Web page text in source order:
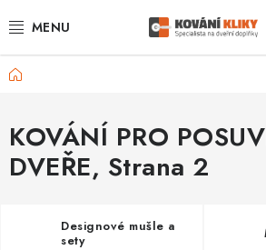
na
VÝPRODEJ - TOP AKCE
BLOG
UŽITEČNÉ RADY
VRÁCENÍ ZBOŽÍ
Domů
KOVÁNÍ PRO
DVEŘE, Strana 2
Designové mušle a
sety